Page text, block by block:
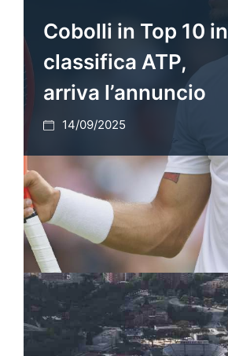
Cobolli in Top 10 in
classifica ATP,
arriva l’annuncio
14/09/2025